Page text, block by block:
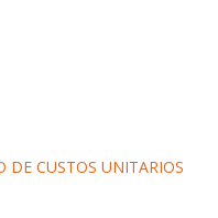
DE CUSTOS UNITARIOS